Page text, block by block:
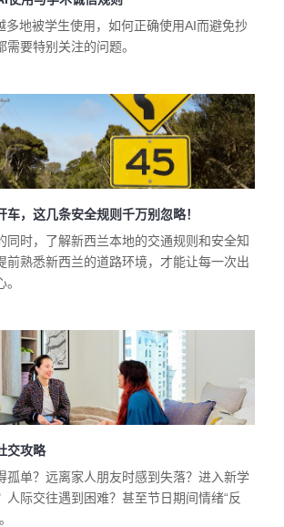
多地被学生使用，如何正确使用AI而避免抄
要特别关注的问题。
车，这几条安全规则千万别忽略！
同时，了解新西兰本地的交通规则和安全知
前熟悉新西兰的道路环境，才能让每一次出
交攻略
孤单？远离家人朋友时感到失落？进入新学
人际交往遇到困难？甚至节日期间情绪“反